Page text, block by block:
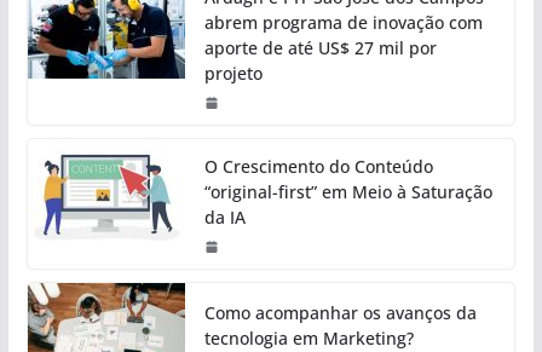
abrem programa de inovação com
aporte de até US$ 27 mil por
projeto
O Crescimento do Conteúdo
“original-first” em Meio à Saturação
da IA
Como acompanhar os avanços da
tecnologia em Marketing?